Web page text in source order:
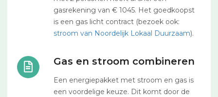
gasrekening van € 1045. Het goedkoopst
is een gas licht contract (bezoek ook:
stroom van Noordelijk Lokaal Duurzaam).
Gas en stroom combineren
Een energiepakket met stroom en gas is
een voordelige keuze. Dit komt door de